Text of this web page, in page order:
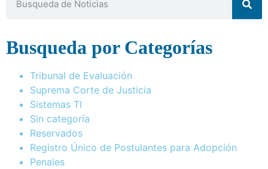
Busqueda por Categorías
Tribunal de Evaluación
Suprema Corte de Justicia
Sistemas TI
Sin categoría
Reservados
Registro Único de Postulantes para Adopción
Penales